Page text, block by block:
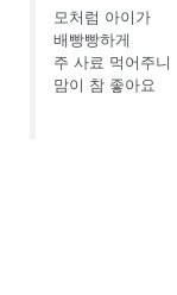
모처럼 아이가
배빵빵하게
주 사료 먹어주니
맘이 참 좋아요